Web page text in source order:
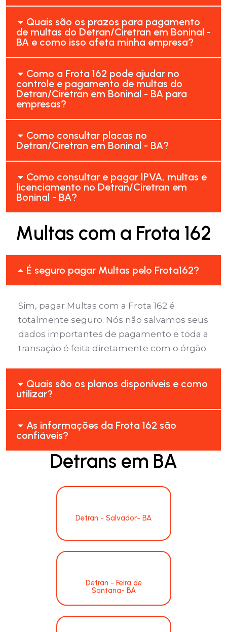
Quais são os prazos para pagamento
de multas do Detran/Ciretran em Boninal -
BA e como isso afeta minha empresa?
Como a Frota 162 pode ajudar no
controle e pagamento de multas do
Detran/Ciretran em Boninal - BA para
empresas?
Como consultar placas no
Detran/Ciretran em Boninal - BA?
Como consultar e pagar IPVA, multas e
licenciamento no Detran/Ciretran em
Boninal - BA?
Multas com a Frota 162
É seguro pagar Multas pelo Frota162?
Sim, pagar Multas com a Frota 162 é
totalmente seguro. Nós não salvamos seus
dados importantes de pagamento e toda a
transação é feita diretamente com o órgão.
Quais são os planos disponíveis e como
utilizar?
As informações da Frota 162 são
confiáveis?
Detrans em BA
Detran - Salvador- BA
Detran - Feira de
Santana- BA